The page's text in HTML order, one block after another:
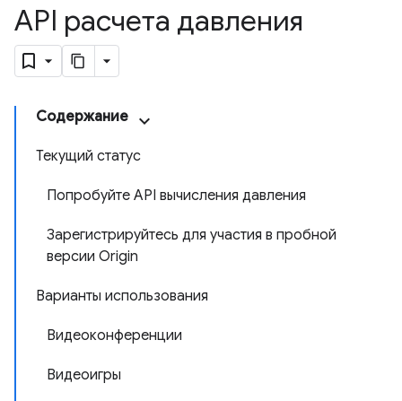
API расчета давления
Содержание
Текущий статус
Попробуйте API вычисления давления
Зарегистрируйтесь для участия в пробной
версии Origin
Варианты использования
Видеоконференции
Видеоигры